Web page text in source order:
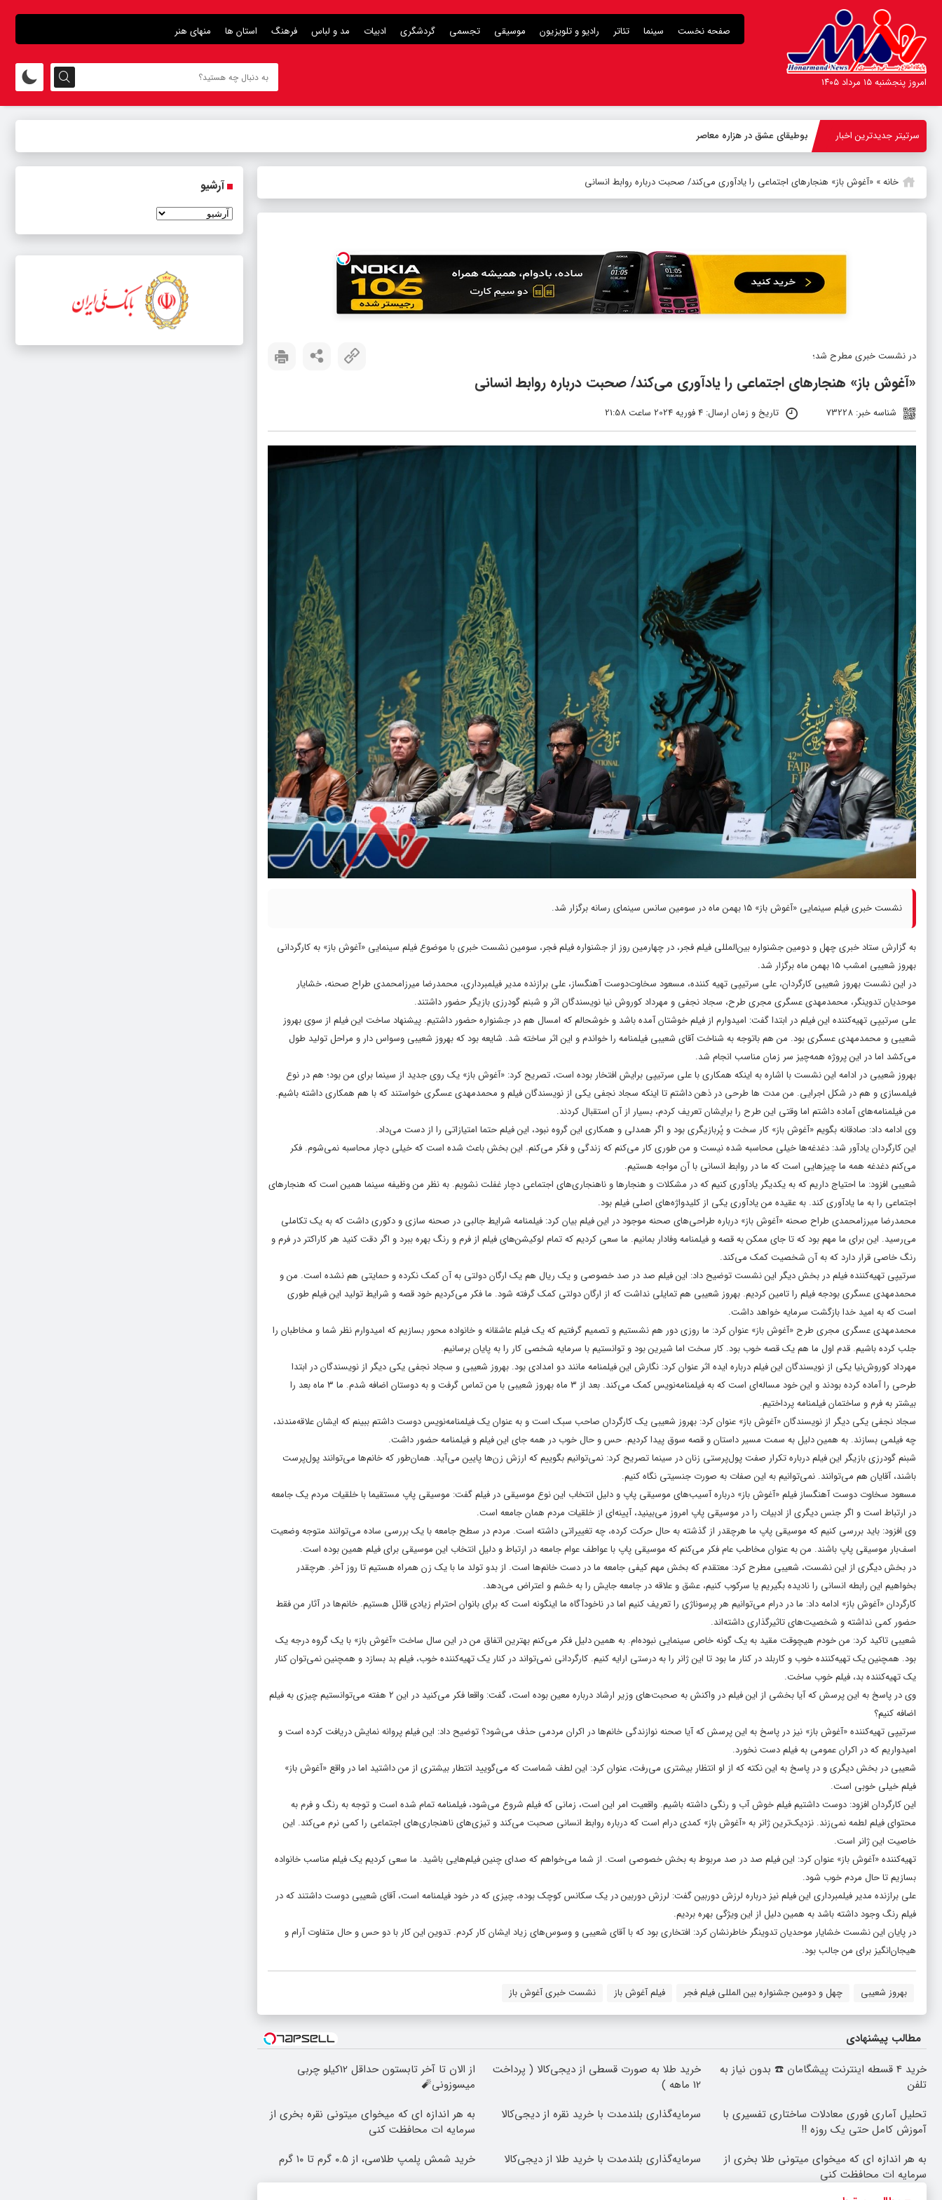
صفحه نخست سینما تئاتر رادیو و تلویزیون موسیقی تجسمی گردشگری ادبیات مد و لباس فرهنگ استان ها منهای هنر
امروز پنجشنبه ۱۵ مرداد ۱۴۰۵
سرتیتر جدیدترین اخبار بوطیقای عشق در هزاره معاصر
خانه» «آغوش باز» هنجارهای اجتماعی را یادآوری می‌کند/ صحبت درباره روابط انسانی
در نشست خبری مطرح شد؛
«آغوش باز» هنجارهای اجتماعی را یادآوری می‌کند/ صحبت درباره روابط انسانی
شناسه خبر: 73228 تاریخ و زمان ارسال: 4 فوریه 2024 ساعت 21:58
نشست خبری فیلم سینمایی «آغوش باز» ۱۵ بهمن ماه در سومین سانس سینمای رسانه برگزار شد.
به گزارش ستاد خبری چهل و دومین جشنواره بین‌المللی فیلم فجر، در چهارمین روز از جشنواره فیلم فجر، سومین نشست خبری با موضوع فیلم سینمایی «آغوش باز» به کارگردانی
بهروز شعیبی امشب ۱۵ بهمن ماه برگزار شد.
در این نشست بهروز شعیبی کارگردان، علی سرتیپی تهیه کننده، مسعود سخاوت‌دوست آهنگساز، علی برازنده مدیر فیلمبرداری، محمدرضا میرزامحمدی طراح صحنه، خشایار
موحدیان تدوینگر، محمدمهدی عسگری مجری طرح، سجاد نجفی و مهرداد کوروش نیا نویسندگان اثر و شبنم گودرزی بازیگر حضور داشتند.
علی سرتیپی تهیه‌کننده این فیلم در ابتدا گفت: امیدوارم از فیلم خوشتان آمده باشد و خوشحالم که امسال هم در جشنواره حضور داشتیم. پیشنهاد ساخت این فیلم از سوی بهروز
شعیبی و محمدمهدی عسگری بود. من هم باتوجه به شناخت آقای شعیبی فیلمنامه را خواندم و این اثر ساخته شد. شایعه بود که بهروز شعیبی وسواس دار و مراحل تولید طول
می‌کشد اما در این پروژه همه‌چیز سر زمان مناسب انجام شد.
بهروز شعیبی در ادامه این نشست با اشاره به اینکه همکاری با علی سرتیپی برایش افتخار بوده است، تصریح کرد: «آغوش باز» یک روی جدید از سینما برای من بود؛ هم در نوع
فیلمسازی و هم در شکل اجرایی. من مدت ها طرحی در ذهن داشتم تا اینکه سجاد نجفی یکی از نویسندگان فیلم و محمدمهدی عسگری خواستند که با هم همکاری داشته باشیم.
من فیلمنامه‌های آماده داشتم اما وقتی این طرح را برایشان تعریف کردم، بسیار از آن استقبال کردند.
وی ادامه داد: صادقانه بگویم «آغوش باز» کار سخت و پُربازیگری بود‌ و اگر همدلی و همکاری این گروه نبود، این فیلم حتما امتیازاتی را از دست می‌داد.
این کارگردان یادآور شد: دغدغه‌ها خیلی محاسبه شده نیست و من طوری کار می‌کنم که زندگی و فکر می‌کنم. این بخش باعث شده است که خیلی دچار محاسبه نمی‌شوم‌. فکر
می‌کنم دغدغه همه ما چیزهایی است که ما در روابط انسانی با آن مواجه هستیم.
شعیبی افزود: ما احتیاج داریم که به یکدیگر یادآوری کنیم که در مشکلات و هنجارها و ناهنجاری‌های اجتماعی دچار غفلت نشویم. به نظر من وظیفه سینما همین است که هنجارهای
اجتماعی را به ما یادآوری کند. به عقیده من یادآوری یکی از کلیدواژه‌های اصلی فیلم بود.
محمدرضا میرزامحمدی طراح صحنه «آغوش باز» درباره طراحی‌های صحنه موجود در این فیلم بیان کرد: فیلمنامه شرایط جالبی در صحنه سازی و دکوری داشت که به یک تکاملی
می‌رسید. این برای ما مهم بود که تا جای ممکن به قصه و فیلمنامه وفادار بمانیم. ما سعی کردیم که تمام لوکیشن‌های فیلم از فرم و رنگ بهره ببرد و اگر دقت کنید هر کاراکتر در فرم و
رنگ خاصی قرار دارد که به آن شخصیت کمک می‌کند.
سرتیپی تهیه‌کننده فیلم در بخش دیگر این نشست توضیح داد: این فیلم صد در صد خصوصی و یک ریال هم یک ارگان دولتی به آن کمک نکرده و حمایتی هم نشده است. من و
محمدمهدی عسگری بودجه فیلم را تامین کردیم. بهروز شعیبی هم تمایلی نداشت که از ارگان دولتی کمک گرفته شود. ما فکر می‌کردیم خود قصه و شرایط تولید این فیلم طوری
است که به امید خدا بازگشت سرمایه خواهد داشت.
محمدمهدی عسگری مجری طرح «آغوش باز» عنوان کرد: ما روزی دور هم نشستیم و تصمیم گرفتیم که یک فیلم عاشقانه و خانواده محور بسازیم‌ که امیدوارم نظر شما و مخاطبان را
جلب کرده باشیم. قدم اول ما هم یک قصه خوب بود. کار سخت اما شیرین بود و توانستیم با سرمایه شخصی کار را به پایان برسانیم‌.
مهرداد کوروش‌نیا یکی از نویسندگان این فیلم درباره ایده اثر عنوان کرد: نگارش این فیلمنامه مانند دو امدادی بود. بهروز شعیبی و سجاد نجفی یکی دیگر از نویسندگان در ابتدا
طرحی را آماده کرده بودند و این خود مساله‌ای است که به فیلمنامه‌نویس کمک می‌کند. بعد از ۳ ماه بهروز شعیبی با من تماس گرفت و به دوستان اضافه شدم. ما ۳ ماه بعد را
بیشتر به فرم و ساختمان فیلمنامه پرداختیم.
سجاد نجفی یکی دیگر از نویسندگان «آغوش باز» عنوان کرد: بهروز شعیبی یک کارگردان صاحب سبک است و به عنوان یک فیلمنامه‌نویس دوست داشتم ببینم که ایشان علاقه‌مندند،
چه فیلمی بسازند. به همین دلیل به سمت مسیر داستان و قصه سوق پیدا کردیم. حس و حال خوب در همه جای این فیلم و فیلمنامه حضور داشت.
شبنم گودرزی بازیگر این فیلم درباره تکرار صفت پول‌پرستی زنان در سینما تصریح کرد: نمی‌توانیم بگوییم که ارزش زن‌ها پایین می‌آید. همان‌طور که خانم‌ها می‌توانند پول‌پرست
باشند، آقایان هم می‌توانند. نمی‌توانیم به این صفات به صورت جنسیتی نگاه کنیم.
مسعود سخاوت دوست آهنگساز فیلم «آغوش باز» درباره آسیب‌های موسیقی پاپ و دلیل انتخاب این نوع موسیقی در فیلم گفت: موسیقی پاپ مستقیما با خلقیات مردم یک جامعه
در ارتباط است و اگر جنس دیگری از ادبیات را در موسیقی پاپ امروز می‌بینید، آیینه‌ای از خلقیات مردم همان جامعه است.
وی افزود: باید بررسی کنیم که موسیقی پاپ ما هرچقدر از گذشته به حال حرکت کرده، چه تغییراتی داشته است. مردم در سطح جامعه با یک بررسی ساده می‌توانند متوجه وضعیت
اسف‌بار موسیقی پاپ باشند. من به عنوان مخاطب عام‌ فکر می‌کنم که موسیقی پاپ با عواطف عوام جامعه در ارتباط و دلیل انتخاب این موسیقی برای فیلم‌ همین بوده است.
در بخش دیگری از این نشست، شعیبی مطرح کرد: معتقدم که بخش مهم کیفی جامعه ما در دست خانم‌ها است. از بدو تولد ما با یک زن همراه هستیم تا روز آخر. هرچقدر
بخواهیم این رابطه انسانی را نادیده بگیریم یا سرکوب کنیم، عشق و علاقه در جامعه جایش را به خشم و اعتراض می‌دهد.
کارگردان «آغوش باز» ادامه داد: ما در درام می‌توانیم هر پرسوناژی را تعریف کنیم اما در ناخودآگاه ما اینگونه است که برای بانوان احترام زیادی قائل هستیم. خانم‌ها در آثار من فقط
حضور کمی نداشته و شخصیت‌های تاثیرگذاری داشته‌اند.
شعیبی تاکید کرد: من خودم هیچوقت مقید به یک گونه خاص سینمایی نبوده‌ام. به همین دلیل فکر می‌کنم بهترین اتفاق من در این سال ساخت «آغوش باز» با یک گروه درجه یک
بود. همچنین یک تهیه‌کننده خوب و کاربلد در کنار ما بود تا این ژانر را به درستی ارایه کنیم. کارگردانی نمی‌تواند در کنار یک تهیه‌کننده خوب، فیلم بد بسازد و همچنین نمی‌توان کنار
یک تهیه‌کننده بد، فیلم خوب ساخت.
وی در پاسخ به این پرسش که آیا بخشی از این فیلم در واکنش به صحبت‌های وزیر ارشاد درباره معین بوده است، گفت: واقعا فکر می‌کنید در این ۲ هفته می‌توانستیم چیزی به فیلم
اضافه کنیم؟
سرتیپی تهیه‌کننده «آغوش باز» نیز در پاسخ به این پرسش که آیا صحنه نوازندگی خانم‌ها در اکران مردمی حذف می‌شود؟ توضیح داد: این فیلم پروانه نمایش دریافت کرده است و
امیدواریم که در اکران عمومی به فیلم دست نخورد.
شعیبی در بخش دیگری و در پاسخ به این نکته که از او انتظار بیشتری می‌رفت، عنوان کرد: این لطف شماست که می‌‌گویید انتطار بیشتری از من داشتید اما در واقع «آغوش باز»
فیلم خیلی خوبی است.
این کارگردان افزود: دوست داشتیم فیلم خوش آب و رنگی داشته باشیم. واقعیت امر این است، زمانی که فیلم شروع می‌شود، فیلمنامه تمام شده است و توجه به رنگ و فرم به
محتوای فیلم لطمه نمی‌زند. نزدیک‌ترین ژانر به «آغوش باز» کمدی درام است که درباره روابط انسانی صحبت می‌کند و تیزی‌های ناهنجاری‌های اجتماعی را کمی نرم می‌کند. این
خاصیت این ژانر است.
تهیه‌کننده «آغوش باز» عنوان کرد: این فیلم صد در صد مربوط به بخش خصوصی است. از شما می‌خواهم که صدای چنین فیلم‌هایی باشید. ما سعی کردیم یک فیلم مناسب خانواده
بسازیم تا حال مردم خوب شود.
علی برازنده مدیر فیلمبرداری این فیلم نیز درباره لرزش دوربین گفت: لرزش دوربین در یک سکانس کوچک بوده، چیزی که در خود فیلمنامه است، آقای شعیبی دوست داشتند که در
فیلم رنگ وجود داشته باشد به همین دلیل از این ویژگی بهره بردیم.
در پایان این نشست خشایار موحدیان تدوینگر خاطرنشان کرد: افتخاری بود که با آقای شعیبی و وسوس‌های زیاد ایشان کار کردم. تدوین این کار با دو حس و حال متفاوت آرام و
هیجان‌انگیز برای من جالب بود.
بهروز شعیبی چهل و دومین جشنواره بین المللی فیلم فجر فیلم آغوش باز نشست خبری آغوش باز
مطالب پیشنهادی
خرید 4 قسطه اینترنت پیشگامان ☎️ بدون نیاز به
تلفن
خرید طلا به صورت قسطی از دیجی‌کالا ( پرداخت
12 ماهه )
از الان تا آخر تابستون حداقل 12کیلو چربی
میسوزونی🧨
تحلیل آماری فوری معادلات ساختاری تفسیری با
آموزش کامل حتی یک روزه !!
سرمایه‌گذاری بلندمدت با خرید نقره از دیجی‌کالا
به هر اندازه ای که میخوای میتونی نقره بخری از
سرمایه ات محافظت کنی
به هر اندازه ای که میخوای میتونی طلا بخری از
سرمایه ات محافظت کنی
سرمایه‌گذاری بلندمدت با خرید طلا از دیجی‌کالا خرید شمش پلمپ طلاسی، از ۰.۵ گرم تا ۱۰ گرم
آرشیو